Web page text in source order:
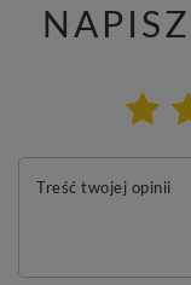
Treść twojej opinii